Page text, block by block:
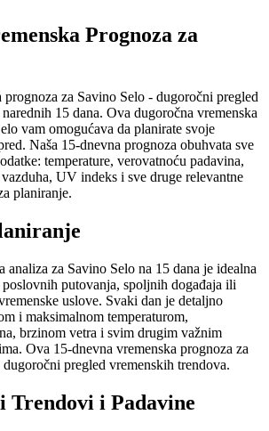
Prognoza za
prognoza za Savino Selo - dugoročni pregled
15 dana. Ova dugoročna vremenska
vam omogućava da planirate svoje
Naša 15-dnevna prognoza obuhvata sve
temperature, verovatnoću padavina,
UV indeks i sve druge relevantne
planiranje.
analiza za Savino Selo na 15 dana je idealna
putovanja, spoljnih događaja ili
uslove. Svaki dan je detaljno
i maksimalnom temperaturom,
brzinom vetra i svim drugim važnim
Ova 15-dnevna vremenska prognoza za
pregled vremenskih trendova.
Trendovi i Padavine